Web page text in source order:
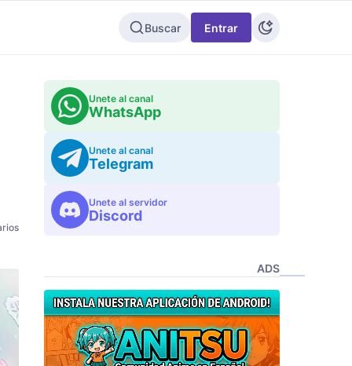
Buscar Entrar
Unete al canal
WhatsApp
Unete al canal
Telegram
Unete al servidor
Discord
ADS